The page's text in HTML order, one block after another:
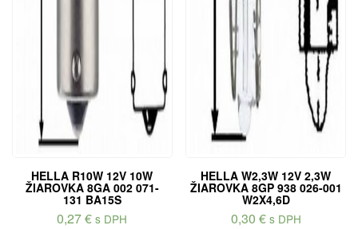
HELLA R10W 12V 10W
ŽIAROVKA 8GA 002 071-
131 BA15S
0,27€ s DPH
HELLA W2,3W 12V 2,3W
ŽIAROVKA 8GP 938 026-001
W2X4,6D
0,30 € s DPH